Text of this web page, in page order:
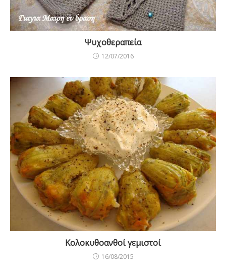
Ψυχοθεραπεία
12/07/2016
Κολοκυθοανθοί γεμιστοί
16/08/2015